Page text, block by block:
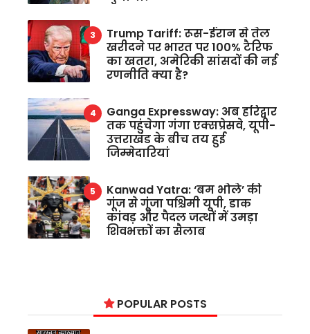
Trump Tariff: रूस-ईरान से तेल
खरीदने पर भारत पर 100% टैरिफ
का खतरा, अमेरिकी सांसदों की नई
रणनीति क्या है?
Ganga Expressway: अब हरिद्वार
तक पहुंचेगा गंगा एक्सप्रेसवे, यूपी-
उत्तराखंड के बीच तय हुई
जिम्मेदारियां
Kanwad Yatra: ‘बम भोले’ की
गूंज से गूंजा पश्चिमी यूपी, डाक
कांवड़ और पैदल जत्थों में उमड़ा
शिवभक्तों का सैलाब
POPULAR POSTS